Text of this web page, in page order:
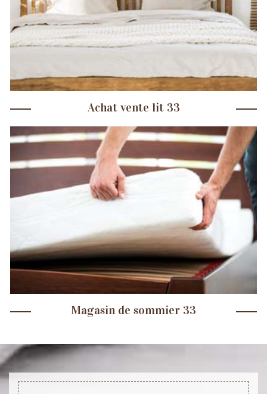
Achat vente lit 33
Magasin de sommier 33